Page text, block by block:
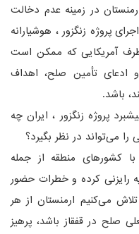
در زمینه عدم دخالت
پروژه زنگزور ، هوشیارانه
آمریکایی که ممکن است
تأمین صلح، اهداف
باشد.
پروژه زنگزور ، ایران چه
را می‌تواند در نظر بگیرد؟
کشورهای منطقه از جمله
رایزنی کرده و خطرات حضور
می‌کنیم ارمنستان از هر
صلح در قفقاز باشد، پرهیز